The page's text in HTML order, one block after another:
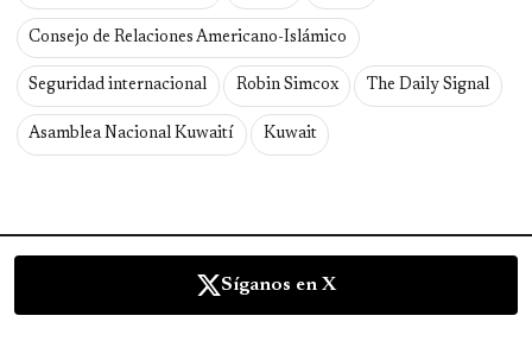
Consejo de Relaciones Americano-Islámico
Seguridad internacional Robin Simcox The Daily Signal
Asamblea Nacional Kuwaití Kuwait
Síganos en X